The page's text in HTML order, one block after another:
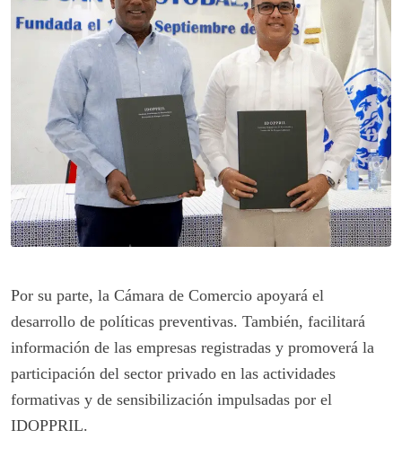
Por su parte, la Cámara de Comercio apoyará el
desarrollo de políticas preventivas. También, facilitará
información de las empresas registradas y promoverá la
participación del sector privado en las actividades
formativas y de sensibilización impulsadas por el
IDOPPRIL.